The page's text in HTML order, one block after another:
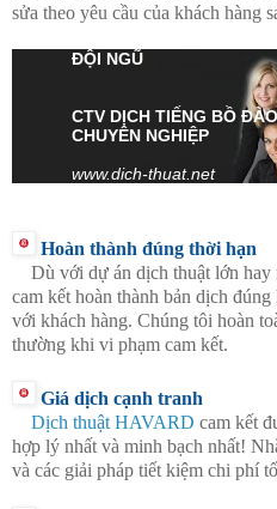
sửa theo yêu cầu của khách hàng
ĐỘI NGŨ
CTV DỊCH TIẾNG BỒ
CHUYÊN NGHIỆP
www.dich-thuat.net
Hoàn thành đúng thời hạn
Dù với dự án dịch thuật lớn hay
cam kết hoàn thành bản dịch
với khách hàng. Chúng tôi hoàn
thường khi vi phạm cam kết.
Giá dịch cạnh tranh
Dịch thuật HAVARD cam kết
hợp lý nhất và minh bạch nhất!
và các giải pháp tiết kiệm chi phí